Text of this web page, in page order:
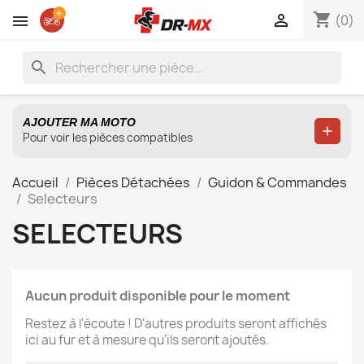
shopping_cart (0)

search
Pour voir les pièces compatibles
AJOUTER MA MOTO
Accueil Pièces Détachées
Guidon & Commandes
Selecteurs
SELECTEURS
Aucun produit disponible pour le moment
Restez à l'écoute ! D'autres produits seront affichés
ici au fur et à mesure qu'ils seront ajoutés.